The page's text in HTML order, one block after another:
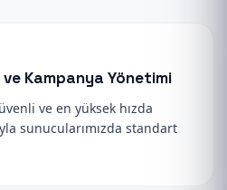
Kampanya Yönetimi
ve en yüksek hızda
sunucularımızda standart